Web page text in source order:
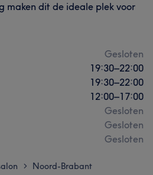
maken dit de ideale plek voor
Gesloten
19:30–22:00
19:30–22:00
12:00–17:00
Gesloten
Gesloten
Gesloten
> Noord-Brabant